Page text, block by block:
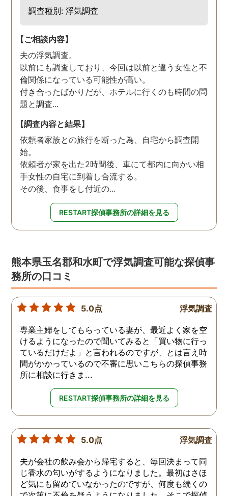
調査種別: 浮気調査
【ご相談内容】
夫の浮気調査。
以前にも調査しており、今回は以前と違う女性と不
倫関係になっている可能性が高い。
付き合ったばかりだが、ホテルに行くのも時間の問
題と調査...
【調査内容と結果】
依頼者家族との旅行を断った為、自宅から調査開
始。
依頼者が家を出た2時間後、車にて都内に向かい相
手女性の自宅に到着し合流する。
その後、食事をし付近の...
RESTART探偵事務所の詳細を見る
熊本県玉名郡和水町で浮気調査可能な探偵事
務所の口コミ
5.0点 浮気調査
専業主婦をしてもらっている妻が、最近よく家を空
けるようになったので聞いてみると「買い物に行っ
ているだけだよ」と言われるのですが、とは言え時
間がかかっているので不審に思いこちらの探偵事務
所に相談に行きま...
RESTART探偵事務所の詳細を見る
5.0点 浮気調査
夫が会社の飲み会から帰宅すると、毎回決まって同
じ香水の匂いがするようになりました。最初はさほ
ど気にも留めていなかったのですが、何度も続くの